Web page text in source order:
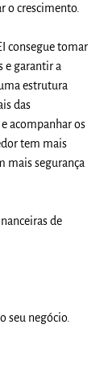
o crescimento.
consegue tomar
e garantir a
estrutura
das
acompanhar os
tem mais
mais segurança
de
seu negócio.